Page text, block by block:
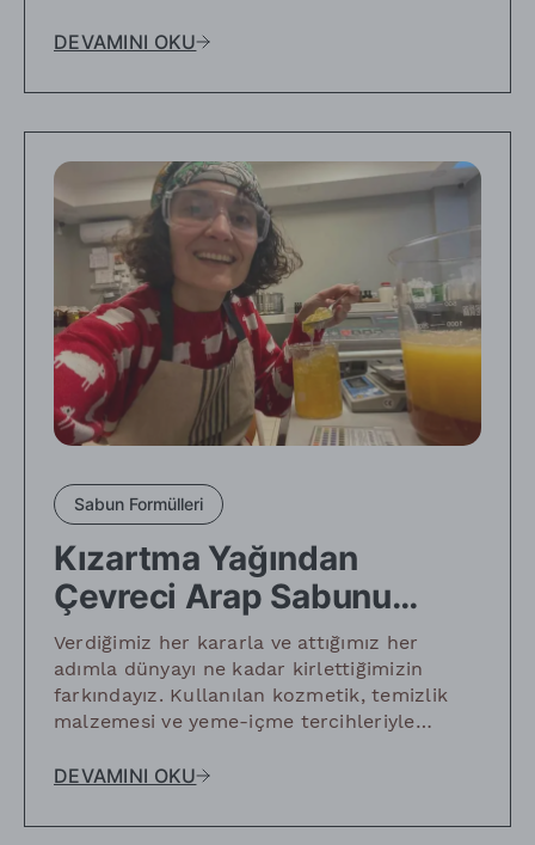
edilmelidir? Gelin, bu geleneksel mirasın
DEVAMINI OKU
Sabun Formülleri
Kızartma Yağından
Çevreci Arap Sabunu
Yapımı
Verdiğimiz her kararla ve attığımız her
adımla dünyayı ne kadar kirlettiğimizin
farkındayız. Kullanılan kozmetik, temizlik
malzemesi ve yeme-içme tercihleriyle
sorunları tek bir hamlede tamamen ortadan
geleni yapmak ve çevreci alternatifler
DEVAMINI OKU